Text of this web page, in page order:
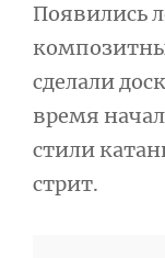
Появились
сделали
время
стили
стрит.